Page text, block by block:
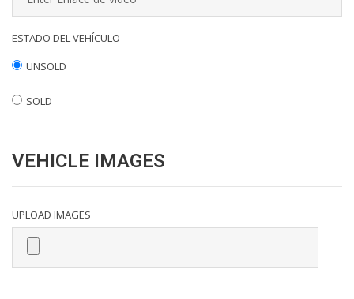
ESTADO DEL VEHÍCULO
UNSOLD
SOLD
VEHICLE IMAGES
UPLOAD IMAGES